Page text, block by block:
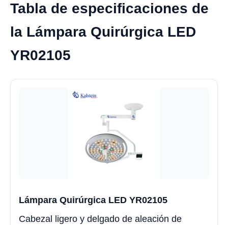
Tabla de especificaciones de
la Lámpara Quirúrgica LED
YR02105
Lámpara Quirúrgica LED YR02105
Cabezal ligero y delgado de aleación de